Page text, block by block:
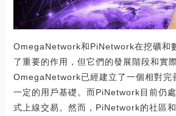
OmegaNetwork和PiNetwork在挖礦和
了重要的作用，但它們的發展階段和實
OmegaNetwork已經建立了一個相對完
一定的用戶基礎。而PiNetwork目前仍
式上線交易。然而，PiNetwork的社區